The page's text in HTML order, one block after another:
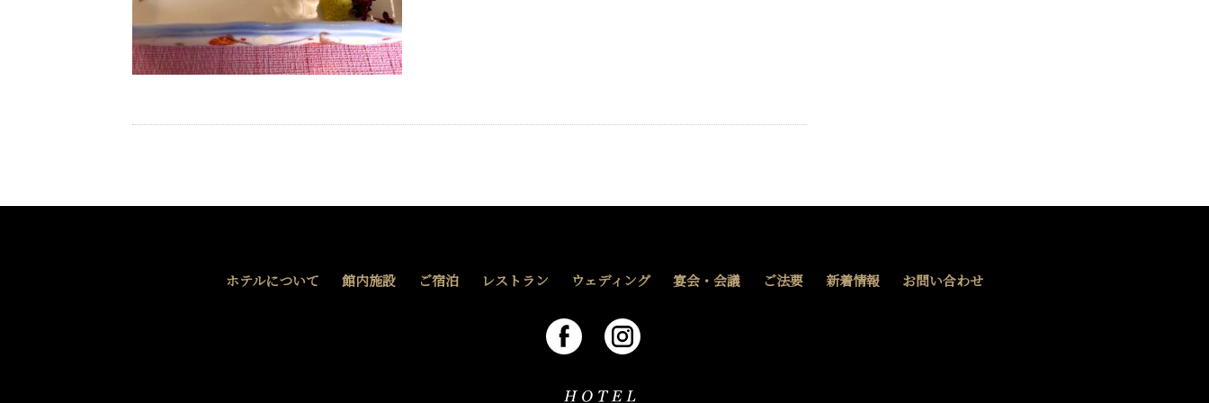
ホテルについて 館内施設 ご宿泊 レストラン ウェディング 宴会・会議 ご法要 新着情報 お問い合わせ